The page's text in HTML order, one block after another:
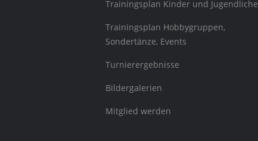
Trainingsplan Kinder und Jugendliche
Trainingsplan Hobbygruppen,
Sondertänze, Events
Turnierergebnisse
Bildergalerien
Mitglied werden